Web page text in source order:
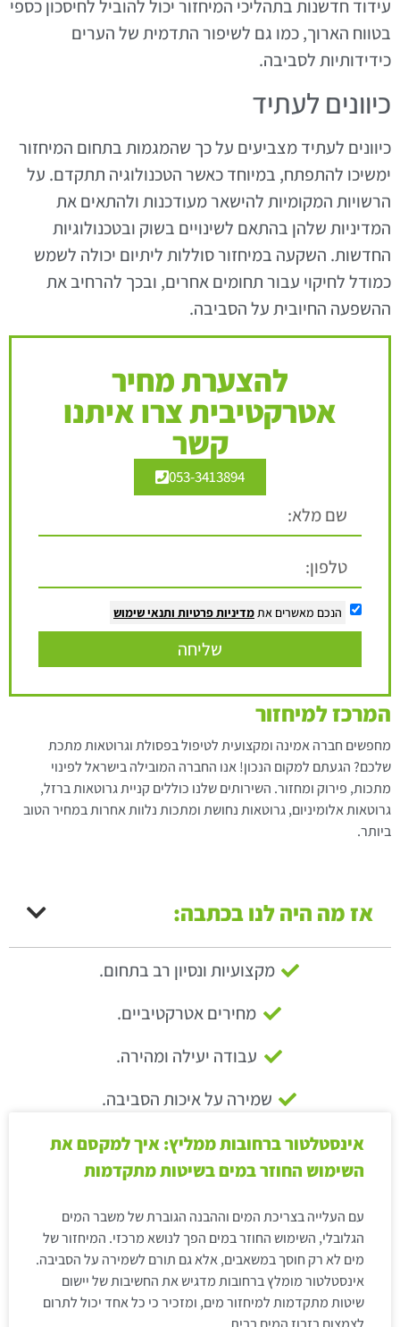
עידוד חדשנות בתהליכי המיחזור יכול להוביל לחיסכון כספי
בטווח הארוך, כמו גם לשיפור התדמית של הערים
כידידותיות לסביבה.
כיוונים לעתיד
כיוונים לעתיד מצביעים על כך שהמגמות בתחום המיחזור
ימשיכו להתפתח, במיוחד כאשר הטכנולוגיה תתקדם. על
הרשויות המקומיות להישאר מעודכנות ולהתאים את
המדיניות שלהן בהתאם לשינויים בשוק ובטכנולוגיות
החדשות. השקעה במיחזור סוללות ליתיום יכולה לשמש
כמודל לחיקוי עבור תחומים אחרים, ובכך להרחיב את
ההשפעה החיובית על הסביבה.
להצערת מחיר
אטרקטיבית צרו איתנו
קשר
053-3413894
הנכם מאשרים אתמדיניות פרטיות ותנאי שימוש
שליחה
המרכז למיחזור
מחפשים חברה אמינה ומקצועית לטיפול בפסולת וגרוטאות מתכת
שלכם? הגעתם למקום הנכון! אנו החברה המובילה בישראל לפינוי
מתכות, פירוק ומחזור. השירותים שלנו כוללים קניית גרוטאות ברזל,
גרוטאות אלומיניום, גרוטאות נחושת ומתכות נלוות אחרות במחיר הטוב
ביותר.
אז מה היה לנו בכתבה:
מקצועיות ונסיון רב בתחום.
מחירים אטרקטיביים.
עבודה יעילה ומהירה.
שמירה על איכות הסביבה.
אינסטלטור ברחובות ממליץ: איך למקסם את
השימוש החוזר במים בשיטות מתקדמות
עם העלייה בצריכת המים וההבנה הגוברת של משבר המים
הגלובלי, השימוש החוזר במים הפך לנושא מרכזי. המיחזור של
מים לא רק חוסך במשאבים, אלא גם תורם לשמירה על הסביבה.
אינסטלטור מומלץ ברחובות מדגיש את החשיבות של יישום
שיטות מתקדמות למיחזור מים, ומזכיר כי כל אחד יכול לתרום